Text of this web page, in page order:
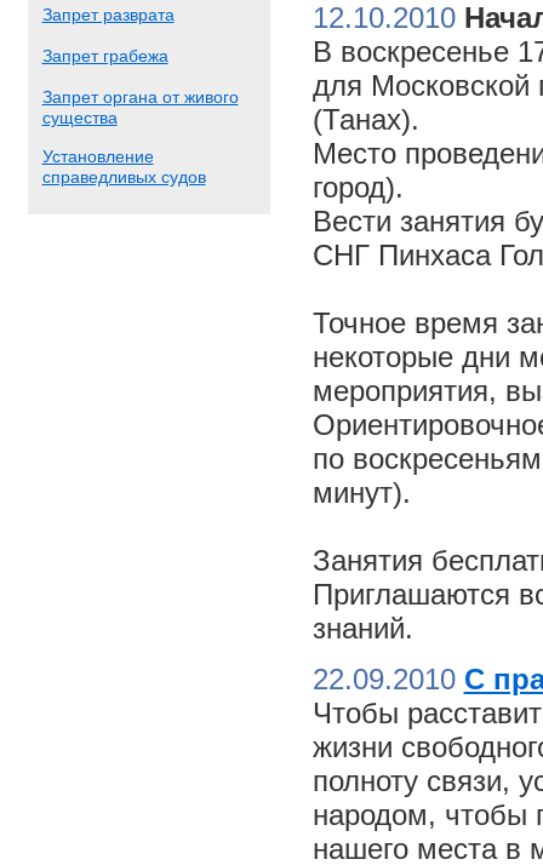
Запрет разврата
Запрет грабежа
Запрет органа от живого
существа
Установление
справедливых судов
12.10.2010
В воскресенье
для Московской
(Танах).
Место
город).
Вести занятия
СНГ Пинхаса
Точное время
некоторые дни
мероприятия,
по
минут).
Занятия
Приглашаются
знаний.
22.09.2010 С
Чтобы
жизни
полноту связи,
народом, чтобы
нашего места в